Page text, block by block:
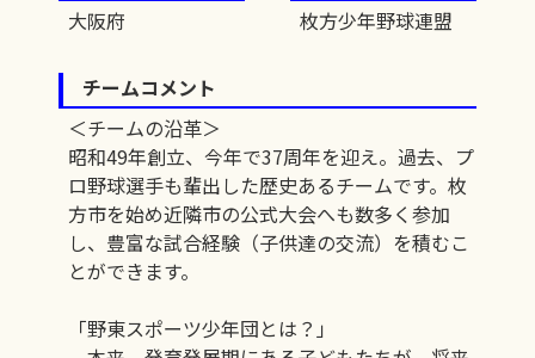
大阪府
枚方少年野球連盟
チームコメント
＜チームの沿革＞
昭和49年創立、今年で37周年を迎え。過去、プ
ロ野球選手も輩出した歴史あるチームです。枚
方市を始め近隣市の公式大会へも数多く参加
し、豊富な試合経験（子供達の交流）を積むこ
とができます。
「野東スポーツ少年団とは？」